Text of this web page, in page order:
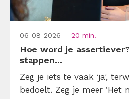
06-08-2026 20 min.
Hoe word je
stappen...
Zeg je iets te vaak ‘ja’,
bedoelt. Zeg je meer ‘Het